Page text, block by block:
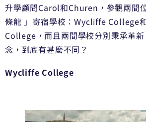
升學顧問Carol和Churen，參觀兩間
條龍 」寄宿學校：Wycliffe
College，而且兩間學校分別秉承革
念，到底有甚麼不同？
Wycliffe College